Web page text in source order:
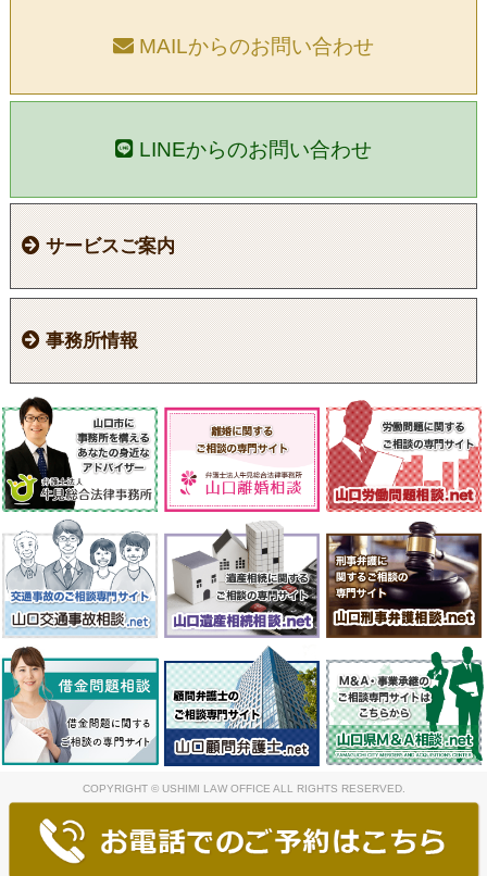
MAILからのお問い合わせ
LINEからのお問い合わせ
サービスご案内
病院，医科・歯科クリニックの方へ
当事務所が選ばれる5つの理由
法律顧問・経営顧問
従業員支援プログラム（EAP）
各種ご相談・サポート
事務所情報
事務所案内
弁護士紹介
料金案内
顧問先・クライアントの声
対応エリア
お問い合わせ
個人情報保護方針
サイトマップ
COPYRIGHT © USHIMI LAW OFFICE ALL RIGHTS RESERVED.